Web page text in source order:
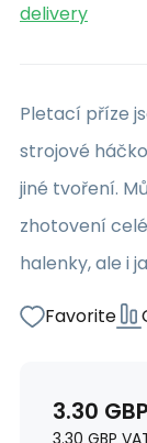
delivery
Pletací příze
strojové
jiné tvoření.
zhotovení
halenky, ale i
Favorite
3.30 GBP
3.30 GBP